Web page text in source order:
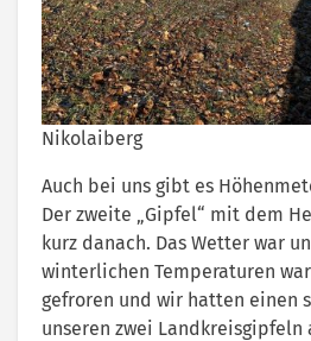
Nikolaiberg
Auch bei uns gibt es
Der zweite „Gipfel“ mit dem
kurz danach. Das Wetter war
winterlichen Temperaturen
gefroren und wir hatten einen
unseren zwei Landkreisgipfeln